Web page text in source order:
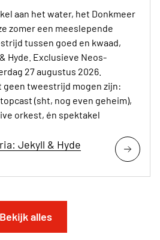
aan het water, het Donkmeer
zomer een meeslepende
tussen goed en kwaad,
Hyde. Exclusieve Neos-
27 augustus 2026.
geen tweestrijd mogen zijn:
(sht, nog even geheim),
orkest, én spektakel
Jekyll & Hyde
Bekijk alles